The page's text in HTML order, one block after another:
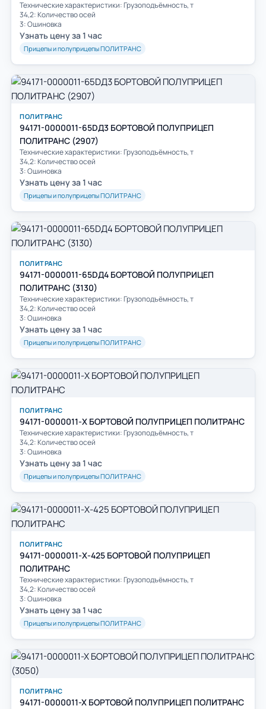
Технические характеристики: Грузоподъёмность, т
34,2: Количество осей
3: Ошиновка
Узнать цену за 1 час
Прицепы и полуприцепы ПОЛИТРАНС
ПОЛИТРАНС
94171-0000011-65DД3 БОРТОВОЙ ПОЛУПРИЦЕП
ПОЛИТРАНС (2907)
Технические характеристики: Грузоподъёмность, т
34,2: Количество осей
3: Ошиновка
Узнать цену за 1 час
Прицепы и полуприцепы ПОЛИТРАНС
ПОЛИТРАНС
94171-0000011-65DД4 БОРТОВОЙ ПОЛУПРИЦЕП
ПОЛИТРАНС (3130)
Технические характеристики: Грузоподъёмность, т
34,2: Количество осей
3: Ошиновка
Узнать цену за 1 час
Прицепы и полуприцепы ПОЛИТРАНС
ПОЛИТРАНС
94171-0000011-Х БОРТОВОЙ ПОЛУПРИЦЕП ПОЛИТРАНС
Технические характеристики: Грузоподъёмность, т
34,2: Количество осей
3: Ошиновка
Узнать цену за 1 час
Прицепы и полуприцепы ПОЛИТРАНС
ПОЛИТРАНС
94171-0000011-Х-425 БОРТОВОЙ ПОЛУПРИЦЕП
ПОЛИТРАНС
Технические характеристики: Грузоподъёмность, т
34,2: Количество осей
3: Ошиновка
Узнать цену за 1 час
Прицепы и полуприцепы ПОЛИТРАНС
ПОЛИТРАНС
94171-0000011-X БОРТОВОЙ ПОЛУПРИЦЕП ПОЛИТРАНС